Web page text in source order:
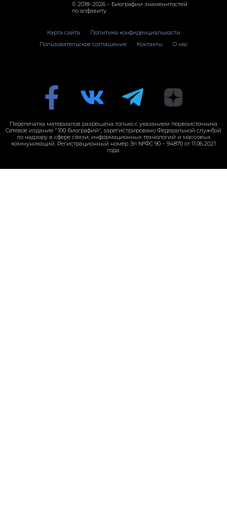
© 2018–2026 – Биографии знаменитостей
по алфавиту
Карта сайта
Политика конфиденциальности
Пользовательское соглашение
Контакты О нас
Перепечатка материалов разрешена только с указанием первоисточника
Сетевое издание "100 биографий", зарегистрировано Федеральной службой
по надзору в сфере связи, информационных технологий и массовых
коммуникаций. Регистрационный номер Эл №ФС 90 – 94870 от 11.06.2021
года.